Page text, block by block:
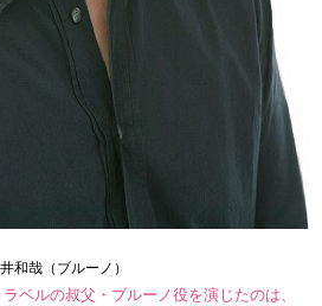
和哉（ブルーノ）
ベルの叔父・ブルーノ役を演じたのは、